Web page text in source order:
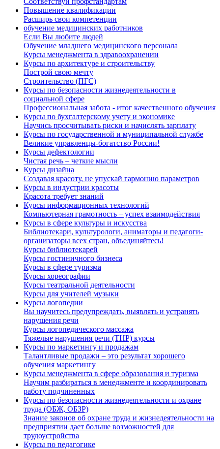
Повышение квалификации
Расширь свои компетенции
обучение медицинских работников
Если Вы любите людей
Обучение младшего медицинского персонала
Курсы менеджмента в здравоохранении
Курсы по архитектуре и строительству
Построй свою мечту
Строительство (ПГС)
Курсы по безопасности жизнедеятельности в
социальной сфере
Профессиональная забота - итог качественного обучения
Курсы по бухгалтерскому учету и экономике
Научись просчитывать риски и начислять зарплату
Курсы по государственной и муниципальной службе
Великие управленцы-богатство России!
Курсы дефектологии
Чистая речь – четкие мысли
Курсы дизайна
Создавая красоту, не упускай гармонию параметров
Курсы в индустрии красоты
Красота требует знаний
Курсы информационных технологий
Компьютерная грамотность – успех взаимодействия
Курсы в сфере культуры и искусства
Библиотекари, культурологи, аниматоры и педагоги-
организаторы всех стран, объединяйтесь!
Курсы библиотекарей
Курсы гостиничного бизнеса
Курсы в сфере туризма
Курсы хореографии
Курсы театральной деятельности
Курсы для учителей музыки
Курсы логопедии
Вы научитесь предупреждать, выявлять и устранять
нарушения речи
Курсы логопедического массажа
Тяжелые нарушения речи (ТНР) курсы
Курсы по маркетингу и продажам
Талантливые продажи – это результат хорошего
обучения маркетингу
Курсы менеджмента в сфере образования и туризма
Научим разбираться в менеджменте и координировать
работу подчиненных
Курсы по безопасности жизнедеятельности и охране
труда (ОБЖ, ОБЗР)
Знание законов об охране труда и жизнедеятельности на
предприятии дает больше возможностей для
трудоустройства
Курсы по педагогике